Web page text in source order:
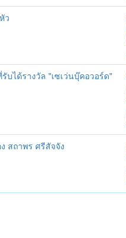
ว
ได้รางวัล "เซเว่นบุ๊คอวอร์ด"
สถาพร ศรีสัจจัง